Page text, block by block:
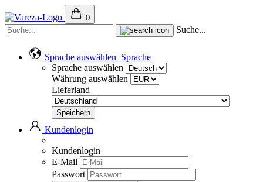
0
Suche...
Sprache auswählen Sprache
Sprache auswählen
Währung auswählen
Lieferland
Kundenlogin
Kundenlogin
E-Mail
Passwort